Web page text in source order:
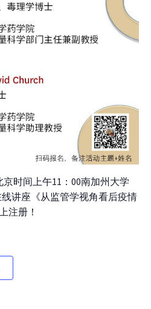
时间上午11：00南加州大学
讲座《从监管学视角看后疫情
注册！